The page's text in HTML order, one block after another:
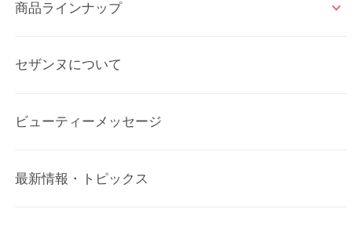
商品ラインナップ
セザンヌについて
ビューティーメッセージ
最新情報・トピックス